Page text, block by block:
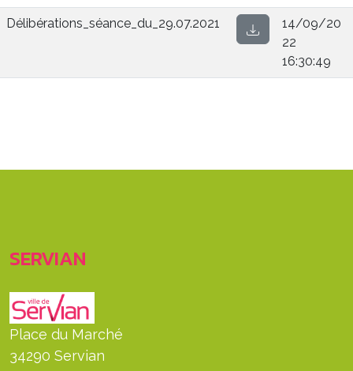
Délibérations_séance_du_29.07.2021
14/09/20
22
16:30:49
SERVIAN
Place du Marché
34290 Servian